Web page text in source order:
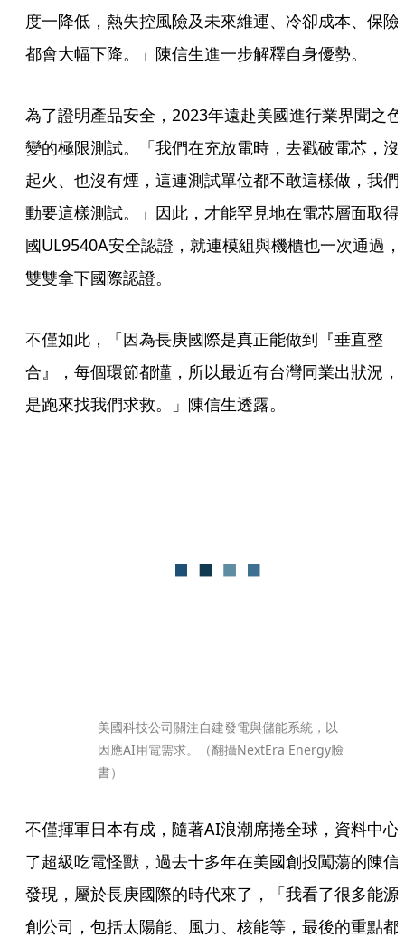
度一降低，熱失控風險及未來維運、冷卻成本、保險
都會大幅下降。」陳信生進一步解釋自身優勢。
為了證明產品安全，2023年遠赴美國進行業界聞之色
變的極限測試。「我們在充放電時，去戳破電芯，沒
起火、也沒有煙，這連測試單位都不敢這樣做，我們
動要這樣測試。」因此，才能罕見地在電芯層面取得
國UL9540A安全認證，就連模組與機櫃也一次通過，
雙雙拿下國際認證。
不僅如此，「因為長庚國際是真正能做到『垂直整
合』，每個環節都懂，所以最近有台灣同業出狀況，
是跑來找我們求救。」陳信生透露。
美國科技公司關注自建發電與儲能系統，以
因應AI用電需求。（翻攝NextEra Energy臉
書）
不僅揮軍日本有成，隨著AI浪潮席捲全球，資料中心
了超級吃電怪獸，過去十多年在美國創投闖蕩的陳信
發現，屬於長庚國際的時代來了，「我看了很多能源
創公司，包括太陽能、風力、核能等，最後的重點都